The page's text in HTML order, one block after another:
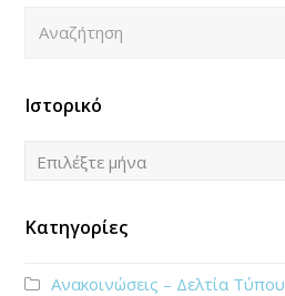
Ιστορικό
Ιστορικό
Επιλέξτε μήνα
Κατηγορίες
Ανακοινώσεις – Δελτία Τύπου